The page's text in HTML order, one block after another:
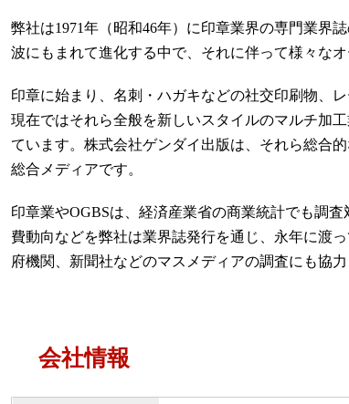
弊社は1971年（昭和46年）に印章業界の専門業界
波にもまれて進化する中で、それに伴って様々な
印章に始まり、名刺・ハガキなどの社交印刷物、
現在ではそれら全般を新しいスタイルのマルチ加
ています。株式会社ゲンダイ出版は、それら総合
総合メディアです。
印章業やOGBSは、経済産業省の商業統計でも調
費動向などを弊社は業界誌発行を通じ、永年に渡
府機関、新聞社などのマスメディアの調査にも協力
会社情報